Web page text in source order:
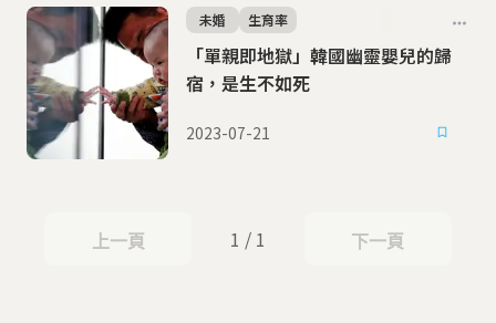
「單親即地獄」韓國幽靈嬰兒的歸
宿，是生不如死
未婚 生育率
2023-07-21
上一頁
上一頁 1 / 1 下一頁
下一頁